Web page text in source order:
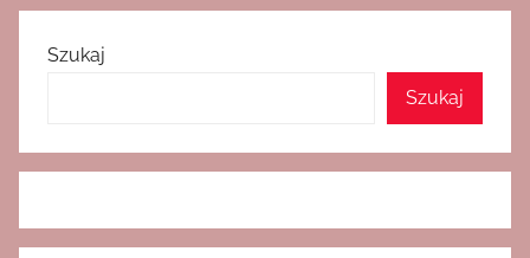
Szukaj
Szukaj